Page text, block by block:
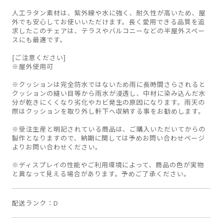
人工ラタン素材は、紫外線や水に強く、耐久性が高いため、屋
外でも安心してお使いいただけます。長く愛用できる品質を追
求したこのチェアは、テラスやバルコニーなどの半屋外スペー
スにも最適です。
[ご注意ください]
※屋外使用可
※クッションは完全防水ではないため雨に長時間さらされると
クッションの縫い目等から雨水が浸透し、中材に染み込んだ水
分が乾きにくくなり劣化やカビ発生の原因になります。雨天の
際はクッションを取り外し軒下へ収納する事をお勧めします。
※受注生産と明記されている商品は、ご購入いただいてからの
製作となりますので、納期に関しては予めお問い合わせページ
よりお問い合わせください。
※ディスプレイの性能やご利用環境によって、商品の色が実物
と異なって見える場合があります。予めご了承ください。
配送ランク D